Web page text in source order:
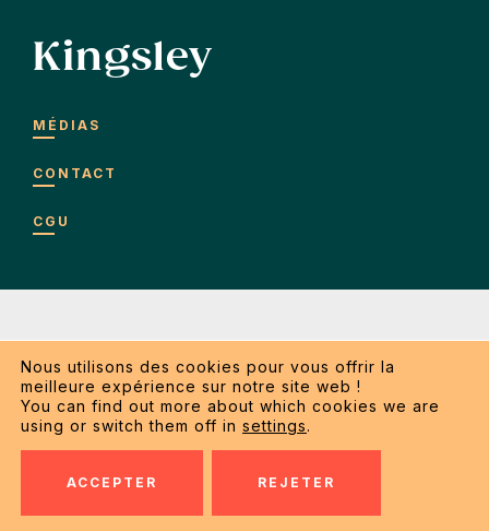
Kingsley
MÉDIAS
CONTACT
CGU
Copyright 2026 Kingsley SRL. Tous droits réservés.
Nous utilisons des cookies pour vous offrir la
meilleure expérience sur notre site web !
You can find out more about which cookies we are
using or switch them off in settings.
ACCEPTER REJETER